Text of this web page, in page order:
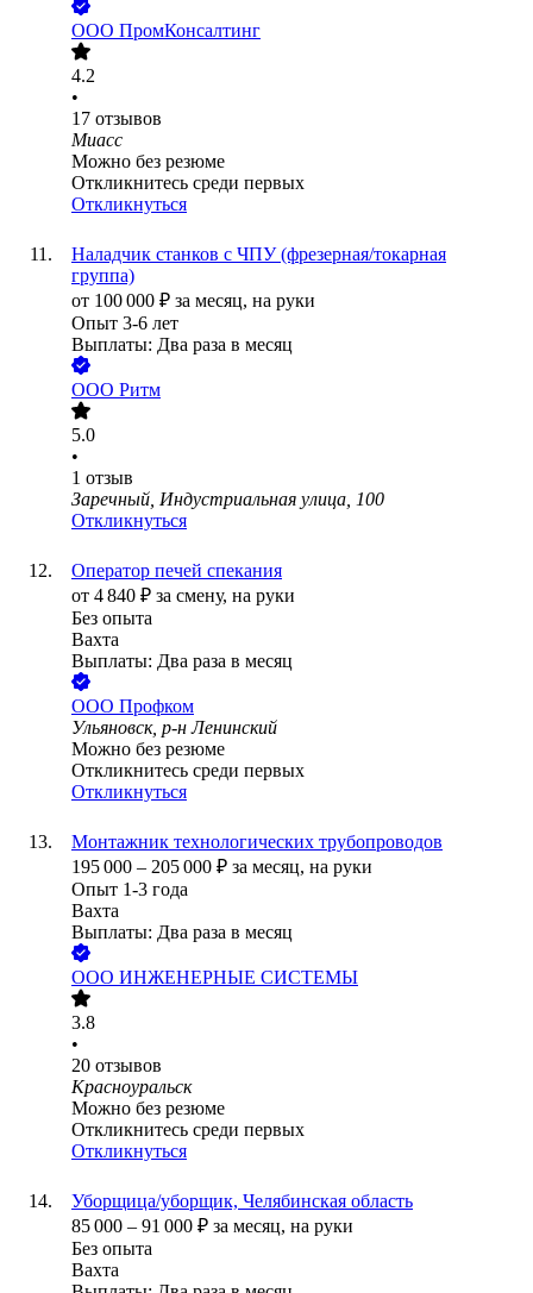
ООО ПромКонсалтинг
4.2
•
17 отзывов
Миасс
Можно без резюме
Откликнитесь среди первых
Откликнуться
Наладчик станков с ЧПУ (фрезерная/токарная
группа)
от 100 000 ₽ за месяц, на руки
Опыт 3-6 лет
Выплаты: Два раза в месяц
ООО Ритм
5.0
•
1 отзыв
Заречный, Индустриальная улица, 100
Откликнуться
Оператор печей спекания
от 4 840 ₽ за смену, на руки
Без опыта
Вахта
Выплаты: Два раза в месяц
ООО Профком
Ульяновск, р-н Ленинский
Можно без резюме
Откликнитесь среди первых
Откликнуться
Монтажник технологических трубопроводов
195 000 – 205 000 ₽ за месяц, на руки
Опыт 1-3 года
Вахта
Выплаты: Два раза в месяц
ООО ИНЖЕНЕРНЫЕ СИСТЕМЫ
3.8
•
20 отзывов
Красноуральск
Можно без резюме
Откликнитесь среди первых
Откликнуться
Уборщица/уборщик, Челябинская область
85 000 – 91 000 ₽ за месяц, на руки
Без опыта
Вахта